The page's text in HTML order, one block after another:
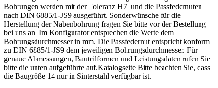
Bohrungen werden mit der Toleranz H7 und die Passfedernuten
nach DIN 6885/1-JS9 ausgeführt. Sonderwünsche für die
Herstellung der Nabenbohrung fragen Sie bitte vor der Bestellung
bei uns an. Im Konfigurator entsprechen die Werte dem
Bohrungsdurchmesser in mm. Die Passfedernut entspricht konform
zu DIN 6885/1-JS9 dem jeweiligen Bohrungsdurchmesser. Für
genaue Abmessungen, Bauteilformen und Leistungsdaten rufen Sie
bitte die unten aufgeführte auf.Katalogseite Bitte beachten Sie, dass
die Baugröße 14 nur in Sinterstahl verfügbar ist.